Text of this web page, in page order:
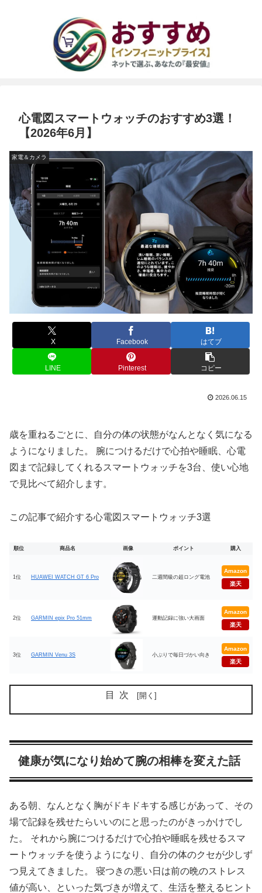
心電図スマートウォッチのおすすめ3選！
【2026年6月】
家電＆カメラ
X Facebook はてブ
LINE Pinterest コピー
2026.06.15
歳を重ねるごとに、自分の体の状態がなんとなく気になる
ようになりました。 腕につけるだけで心拍や睡眠、心電
図まで記録してくれるスマートウォッチを3台、使い心地
で見比べて紹介します。
この記事で紹介する心電図スマートウォッチ3選
順位 商品名 画像 ポイント 購入
1位 HUAWEI WATCH GT 6 Pro 二週間級の超ロング電池
Amazon
楽天
2位 GARMIN epix Pro 51mm 運動記録に強い大画面
Amazon
楽天
3位 GARMIN Venu 3S 小ぶりで毎日づかい向き
Amazon
楽天
目次
健康が気になり始めて腕の相棒を変えた話
ある朝、なんとなく胸がドキドキする感じがあって、その
場で記録を残せたらいいのにと思ったのがきっかけでし
た。 それから腕につけるだけで心拍や睡眠を残せるスマ
ートウォッチを使うようになり、自分の体のクセが少しず
つ見えてきました。 寝つきの悪い日は前の晩のストレス
値が高い、といった気づきが増えて、生活を整えるヒント